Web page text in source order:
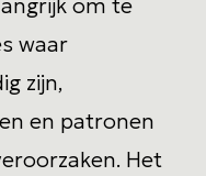
om te
waar
zijn,
en patronen
Het